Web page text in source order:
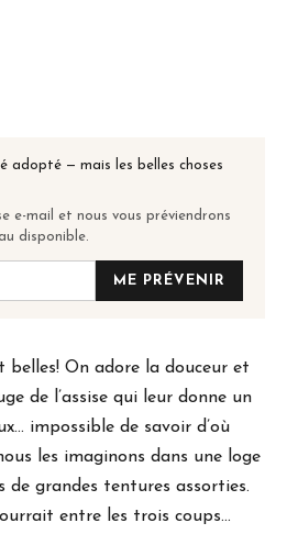
adopté — mais les belles choses
e-mail et nous vous préviendrons
disponible.
ME PRÉVENIR
belles! On adore la douceur et
de l’assise qui leur donne un
impossible de savoir d’où
les imaginons dans une loge
de grandes tentures assorties.
entre les trois coups...